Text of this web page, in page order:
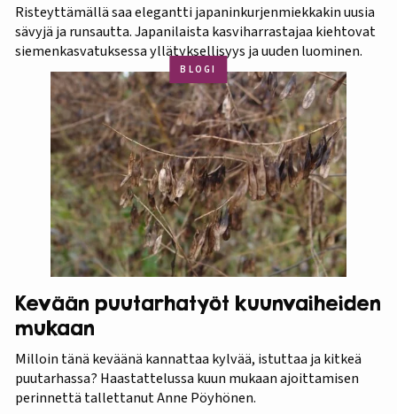
Risteyttämällä saa elegantti japaninkurjenmiekkakin uusia
sävyjä ja runsautta. Japanilaista kasviharrastajaa kiehtovat
siemenkasvatuksessa yllätyksellisyys ja uuden luominen.
BLOGI
Kevään puutarhatyöt kuunvaiheiden
mukaan
Milloin tänä keväänä kannattaa kylvää, istuttaa ja kitkeä
puutarhassa? Haastattelussa kuun mukaan ajoittamisen
perinnettä tallettanut Anne Pöyhönen.